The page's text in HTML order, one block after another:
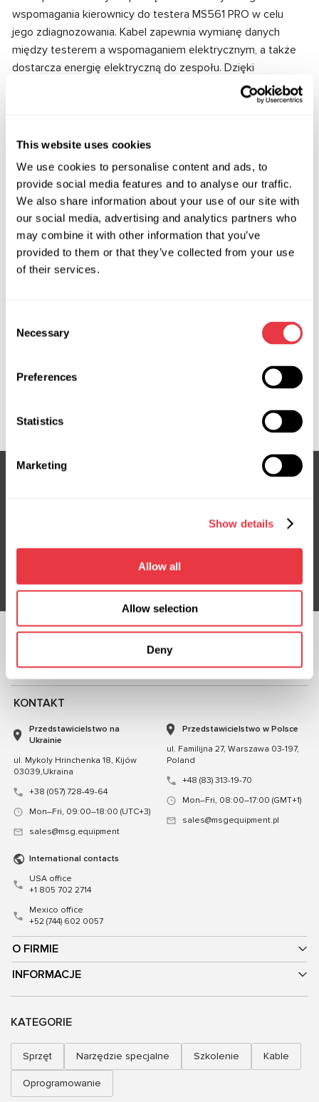
This website uses cookies
We use cookies to personalise content and ads, to
provide social media features and to analyse our traffic.
We also share information about your use of our site with
our social media, advertising and analytics partners who
may combine it with other information that you’ve
provided to them or that they’ve collected from your use
of their services.
Selection
Necessary
Preferences
Statistics
Marketing
Show details
Allow all
Allow selection
Deny
wspomagania kierownicy do testera MS561 PRO w celu
jego zdiagnozowania. Kabel zapewnia wymianę danych
między testerem a wspomaganiem elektrycznym, a także
dostarcza energię elektryczną do zespołu. Dzięki
dopasowaniu złączy kablowych i wspomagania
elektrycznego zapewnione jest szybkie i niezawodne
Producent:MSG Equipment
Zapytaj o cenę
OEM
715520354, A1684660101, A1684660301, A1684660401,
BEMR91, EPR5012, G3014, G3014RB, G3039, HP26301,
Nie przegap ekskluzywnych ofert i rabatów
CZATUJ Z NAMI
O FIRMIE
INFORMACJE
KONTAKT
Przedstawicielstwo na
Ukrainie
ul. Mykoly Hrinchenka 18, Kijów
03039,Ukraina
+38 (057) 728-49-64
Mon–Fri, 09:00–18:00 (UTC+3)
sales@msg.equipment
Przedstawicielstwo w Polsce
ul. Familijna 27, Warszawa 03-197,
Poland
+48 (83) 313-19-70
Mon–Fri, 08:00–17:00 (GMT+1)
sales@msgequipment.pl
International contacts
USA office
+1 805 702 2714
Mexico office
+52 (744) 602 0057
KATEGORIE
Sprzęt Narzędzie specjalne Szkolenie Kable
Oprogramowanie